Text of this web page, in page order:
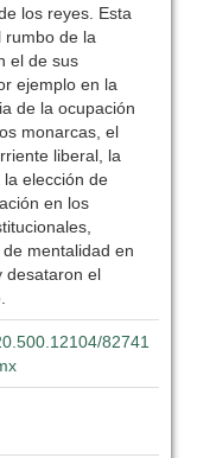
los reyes. Esta
rumbo de la
el de sus
ejemplo en la
de la ocupación
monarcas, el
liberal, la
elección de
en los
mentalidad en
desataron el
82741